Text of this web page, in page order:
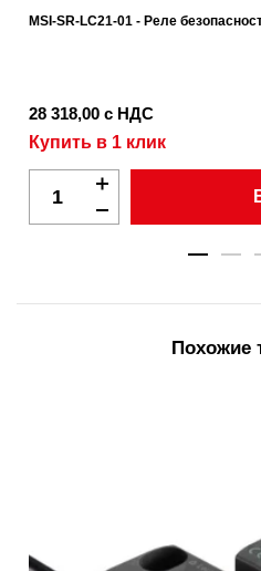
MSI-SR-LC21-01 - Реле
28 318,00 с НДС
Купить в 1 клик
Похожие